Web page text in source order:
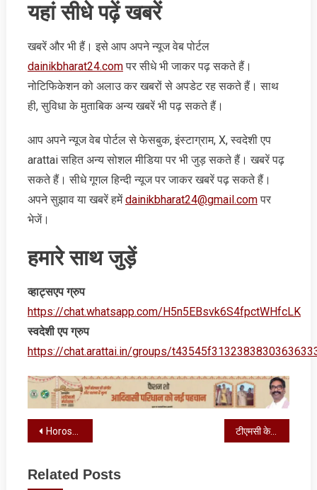
​यहां सीधे पढ़ें खबरें
खबरें और भी हैं। इसे आप अपने न्‍यूज वेब पोर्टल
dainikbharat24.comपर सीधे भी जाकर पढ़ सकते हैं।
नोटिफिकेशन को अलाउ कर खबरों से अपडेट रह सकते हैं। साथ
ही, सुविधा के मुताबिक अन्‍य खबरें भी पढ़ सकते हैं।
आप अपने न्‍यूज वेब पोर्टल से फेसबुक, इंस्‍टाग्राम, X, स्‍वदेशी एप
arattai सहित अन्‍य सोशल मीडिया पर भी जुड़ सकते हैं। खबरें पढ़
सकते हैं। सीधे गूगल हिन्‍दी न्‍यूज पर जाकर खबरें पढ़ सकते हैं।
अपने सुझाव या खबरें हमेंdainikbharat24@gmail.comपर
भेजें।
हमारे साथ जुड़ें
व्‍हाट्सएप ग्रुप
https://chat.whatsapp.com/H5n5EBsvk6S4fpctWHfcLK
स्‍वदेशी एप ग्रुप
https://chat.arattai.in/groups/
Post
Horoscope : आज का राशिफल, जानें कैसा रहेगा आपका दिन टीएमसी के पूर्व विधायक सौकत मोला के आवास पर NIA का छापा
Related Posts